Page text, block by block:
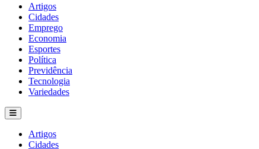
Artigos
Cidades
Emprego
Economia
Esportes
Política
Previdência
Tecnologia
Variedades
Artigos
Cidades